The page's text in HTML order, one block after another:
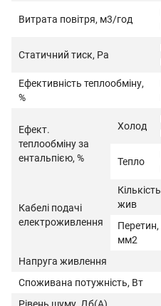
Витрата повітря, м3/год
Статичний тиск, Ра
Ефективність теплообміну,
%
Ефект.
теплообміну за
ентальпією, %
Холод
Тепло
Кабелі подачі
електроживлення
Кількість
жив
Перетин,
мм2
Напруга живлення
Споживана потужність, Вт